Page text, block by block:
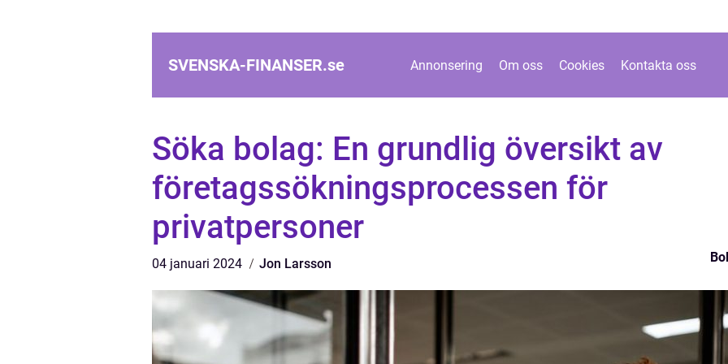
SVENSKA-FINANSER.se Annonsering Om oss Cookies Kontakta oss
Söka bolag: En grundlig översikt av
företagssökningsprocessen för
privatpersoner
04 januari 2024 Jon Larsson